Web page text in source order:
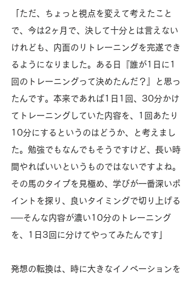
「ただ、ちょっと視点を変えて考えたこと
で、今は2ヶ月で、決して十分とは言えない
けれども、内面のリトレーニングを完遂でき
るようになりました。ある日『誰が1日に1
回のトレーニングって決めたんだ？』と思っ
たんです。本来であれば1日1回、30分かけ
てトレーニングしていた内容を、1回あたり
10分にするというのはどうか、と考えまし
た。勉強でもなんでもそうですけど、長い時
間やればいいというものではないですよね。
その馬のタイプを見極め、学びが一番深いポ
イントを探り、良いタイミングで切り上げる
──そんな内容が濃い10分のトレーニング
を、1日3回に分けてやってみたんです」
発想の転換は、時に大きなイノベーションを